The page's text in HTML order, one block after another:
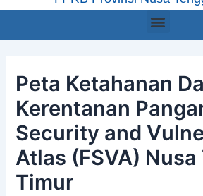
Menu
Peta Ketahanan
Kerentanan
Security and
Atlas (FSVA)
Timur